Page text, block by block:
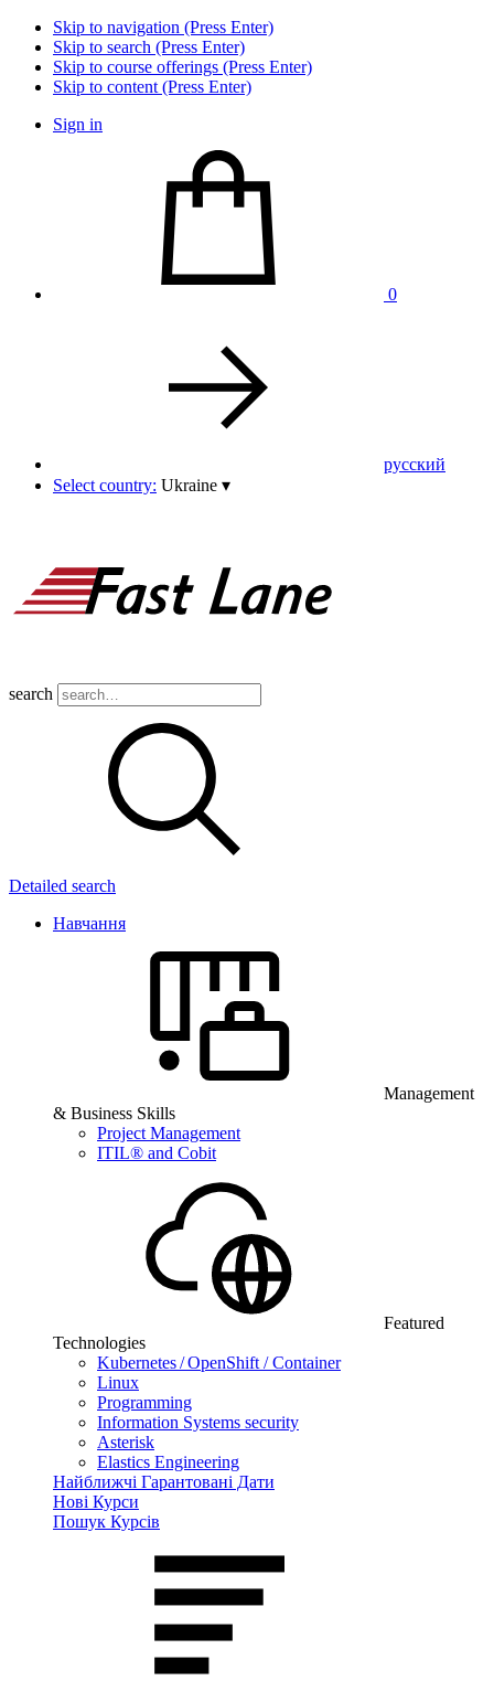
Skip to navigation (Press Enter)
Skip to search (Press Enter)
Skip to course offerings (Press Enter)
Skip to content (Press Enter)
Sign in
0
pусский
Select country: Ukraine ▾
search
Detailed search
Навчання
Management
& Business Skills
Project Management
ITIL® and Cobit
Featured
Technologies
Kubernetes / OpenShift / Container
Linux
Programming
Information Systems security
Asterisk
Elastics Engineering
Найближчі Гарантовані Дати
Нові Курси
Пошук Курсів